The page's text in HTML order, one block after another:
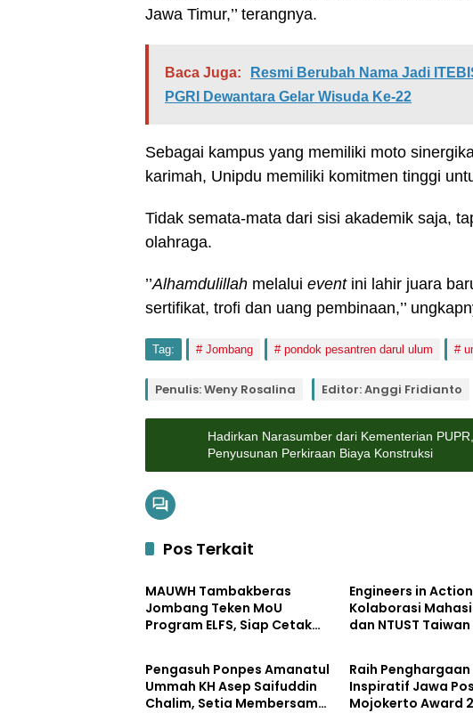
Jawa Timur,’’ terangnya.
Baca Juga:
Resmi Berubah Nama Jadi
PGRI Dewantara Gelar Wisuda Ke-22
Sebagai kampus yang memiliki moto
karimah, Unipdu memiliki komitmen tinggi
Tidak semata-mata dari sisi akademik saja,
olahraga.
’’Alhamdulillah melalui eventini lahir juara
sertifikat, trofi dan uang pembinaan,’’
Tag: Jombang pondok pesantren darul ulum
Penulis: Weny Rosalina Editor: Anggi Fridianto
Hadirkan Narasumber dari Kementerian
Penyusunan Perkiraan Biaya Konstruksi
Pos Terkait
Pendidikan
MAUWH Tambakberas
Jombang Teken MoU
Program ELFS, Siap Cetak
Engineers in
Kolaborasi
dan NTUST
Laboratorium
Berkelanjutan
Pemerintahan
Pengasuh Ponpes Amanatul
Ummah KH Asep Saifuddin
Chalim, Setia Membersamai
Raih Penghargaan
Inspiratif Jawa
Mojokerto Award